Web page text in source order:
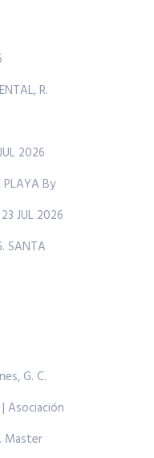
R.
2026
PLAYA By
JUL 2026
SANTA
G. C.
Asociación
Master